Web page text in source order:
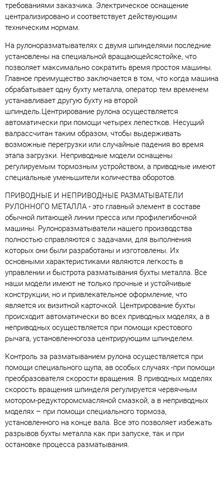
требованиями заказчика. Электрическое оснащение
централизировано и соответствует действующим
техническим нормам.
На рулоноразматывателях с двумя шпинделями последние
установлены на специальной вращающейсястойке, что
позволяет максимально сократить время простоя машины.
Главное преимущество заключается в том, что когда машина
обрабатывает одну бухту металла, оператор тем временем
устанавливает другую бухту на второй
шпиндель.Центрирование рулона осуществляется
автоматически при помощи четырех лепестков. Несущий
валрассчитан таким образом, чтобы выдерживать
возможные перегрузки или случайные падения во время
этапа загрузки. Неприводные модели оснащены
регулируемым тормозным устройством, а приводные имеют
специальные уменьшители количества оборотов.
ПРИВОДНЫЕ И НЕПРИВОДНЫЕ РАЗМАТЫВАТЕЛИ
РУЛОННОГО МЕТАЛЛА - это главный элемент в составе
обычной питающей линии пресса или профилегибочной
машины. Рулоноразматыватели нашего производства
полностью справляются с задачами, для выполнения
которых они были разработаны и изготовлены. Их
основными характеристиками являются легкость в
управлении и быстрота разматывания бухты металла. Все
наши модели имеют не только прочные и устойчивые
конструкции, но и привлекательное оформление, что
является их визитной карточкой. Центрирование бухты
происходит автоматически во всех приводных моделях, а в
неприводных осуществляется при помощи крестового
рычага, установленногоза центрирующим шпинделем.
Контроль за разматыванием рулона осуществляется при
помощи специального щупа, ав особых случаях -при помощи
преобразователя скорости вращения. В приводных моделях
скорость вращения шпинделя регулируется червячным
мотором-редукторомcмасляной смазкой, а в неприводных
моделях – при помощи специального тормоза,
установленного на конце вала. Все это позволяет избежать
разрывов бухты металла как при запуске, так и при
остановке процесса разматывания.